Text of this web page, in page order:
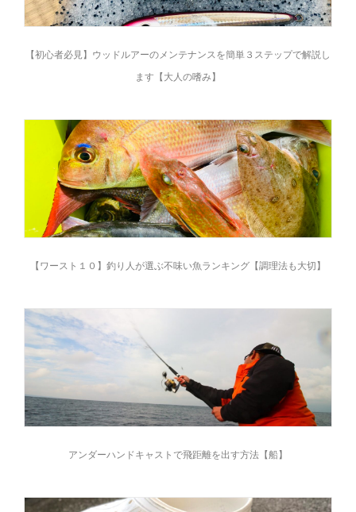
【初心者必見】ウッドルアーのメンテナンスを簡単３ステップで解説し
ます【大人の嗜み】
【ワースト１０】釣り人が選ぶ不味い魚ランキング【調理法も大切】
アンダーハンドキャストで飛距離を出す方法【船】